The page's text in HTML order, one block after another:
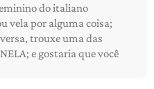
do italiano
vela por alguma coisa;
trouxe uma das
e gostaria que você